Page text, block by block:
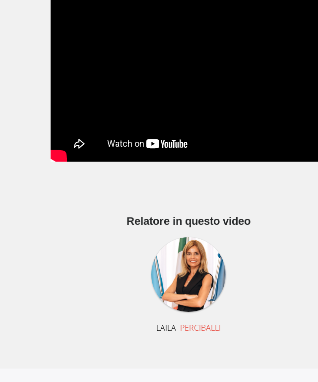
Relatore in questo video
LAILA PERCIBALLI